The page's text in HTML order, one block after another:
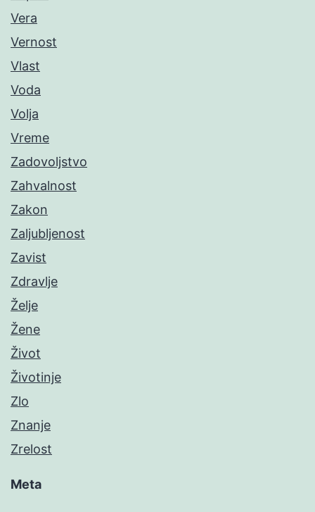
Vera
Vernost
Vlast
Voda
Volja
Vreme
Zadovoljstvo
Zahvalnost
Zakon
Zaljubljenost
Zavist
Zdravlje
Želje
Žene
Život
Životinje
Zlo
Znanje
Zrelost
Meta